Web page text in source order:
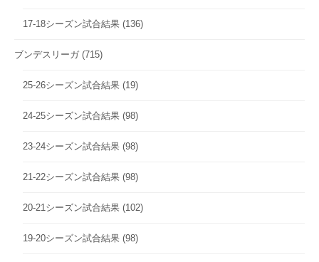
17-18シーズン試合結果 (136)
ブンデスリーガ (715)
25-26シーズン試合結果 (19)
24-25シーズン試合結果 (98)
23-24シーズン試合結果 (98)
21-22シーズン試合結果 (98)
20-21シーズン試合結果 (102)
19-20シーズン試合結果 (98)